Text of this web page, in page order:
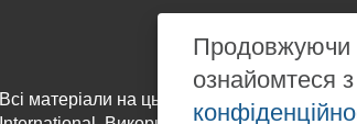
Всі матеріали на цьому сайті розміщені на
Продовжуючи
ознайомтеся з